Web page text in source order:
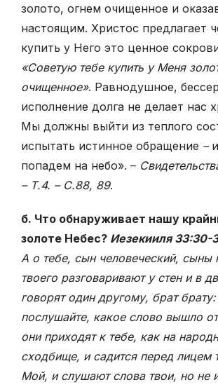
золото, огнем очищенное и
настоящим. Христос предлагает
купить у Него это ценное
«Советую тебе купить у Меня
очищенное». Равнодушное,
исполнение долга не делает нас
Мы должны выйти из теплого
испытать истинное обращение –
попадем на небо». –
– Т.4. – С.88, 89.
б. Что обнаруживает нашу
золоте Небес? Иезекииля 33:30-
А о тебе, сын человеческий, сыны
твоего разговаривают у стен и в
говорят один другому, брат
послушайте, какое слово вышло
они приходят к тебе, как на
сходбище, и садится перед лицем
Мой, и слушают слова твои, но не